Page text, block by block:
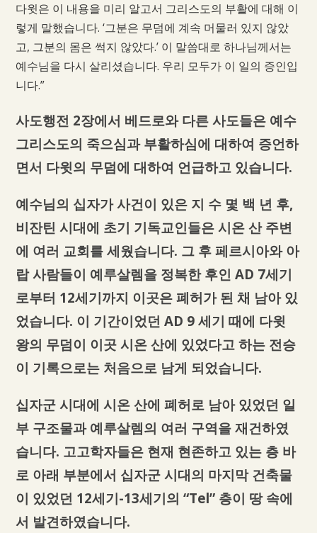
다윗은 이 내용을 미리 알고서 그리스도의 부활에 대해 이
렇게 말했습니다. ‘그분은 무덤에 계속 머물러 있지 않았
고, 그분의 몸은 썩지 않았다.’ 이 말씀대로 하나님께서는
예수님을 다시 살리셨습니다. 우리 모두가 이 일의 증인입
니다.”
사도행전 2장에서 베드로와 다른 사도들은 예수
그리스도의 죽으심과 부활하심에 대하여 증언하
면서 다윗의 무덤에 대하여 언급하고 있습니다.
예수님의 십자가 사건이 있은 지 수 몇 백 년 후,
비잔틴 시대에 초기 기독교인들은 시온 산 주변
에 여러 교회를 세웠습니다. 그 후 페르시아와 아
랍 사람들이 예루살렘을 정복한 후인 AD 7세기
로부터 12세기까지 이곳은 폐허가 된 채 남아 있
었습니다. 이 기간이었던 AD 9 세기 때에 다윗
왕의 무덤이 이곳 시온 산에 있었다고 하는 전승
이 기록으로는 처음으로 남게 되었습니다.
십자군 시대에 시온 산에 폐허로 남아 있었던 일
부 구조물과 예루살렘의 여러 구역을 재건하였
습니다. 고고학자들은 현재 현존하고 있는 층 바
로 아래 부분에서 십자군 시대의 마지막 건축물
이 있었던 ​​12세기-13세기의 “Tel” 층이 땅 속에
서 발견하였습니다.